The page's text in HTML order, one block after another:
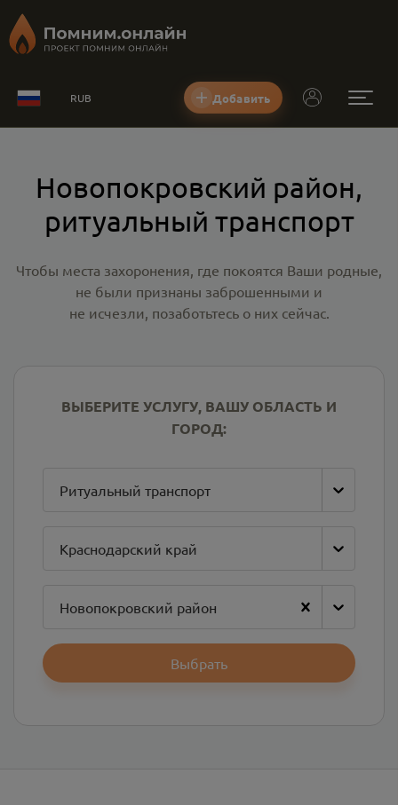
RUB Добавить
Новопокровский район,
ритуальный транспорт
Чтобы места захоронения, где покоятся Ваши родные,
не были признаны заброшенными и
не исчезли, позаботьтесь о них сейчас.
ВЫБЕРИТЕ УСЛУГУ, ВАШУ ОБЛАСТЬ И
ГОРОД:
Ритуальный транспорт
Краснодарский край
Новопокровский район
Выбрать